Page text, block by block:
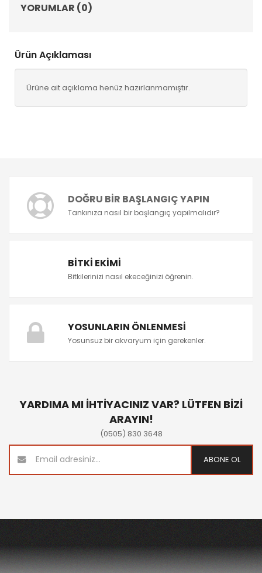
YORUMLAR (0)
Ürün Açıklaması
Ürüne ait açıklama henüz hazırlanmamıştır.
DOĞRU BIR BAŞLANGIÇ YAPIN
Tankınıza nasıl bir başlangıç yapılmalıdır?
BITKI EKIMI
Bitkilerinizi nasıl ekeceğinizi öğrenin.
YOSUNLARIN ÖNLENMESI
Yosunsuz bir akvaryum için gerekenler.
YARDIMA MI İHTİYACINIZ VAR? LÜTFEN BİZİ
ARAYIN!
(0505) 830 3648
ABONE OL